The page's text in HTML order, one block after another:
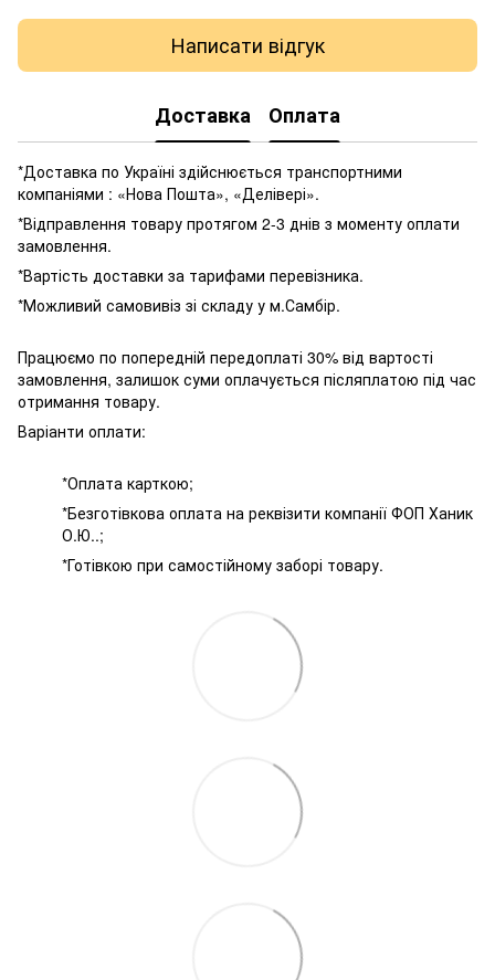
Написати відгук
Доставка Оплата
*Доставка по Україні здійснюється транспортними
компаніями : «Нова Пошта», «Делівері».
*Відправлення товару протягом 2-3 днів з моменту оплати
замовлення.
*Вартість доставки за тарифами перевізника.
*Можливий самовивіз зі складу у м.Самбір.
Працюємо по попередній передоплаті 30% від вартості
замовлення, залишок суми оплачується післяплатою під час
отримання товару.
Варіанти оплати:
*Оплата карткою;
*Безготівкова оплата на реквізити компанії ФОП Ханик
О.Ю..;
*Готівкою при самостійному заборі товару.